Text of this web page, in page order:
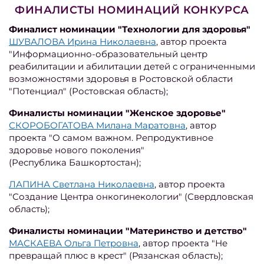
ФИНАЛИСТЫ НОМИНАЦИЙ КОНКУРСА
Финалист номинации "Технологии для здоровья"
ШУВАЛОВА Ирина Николаевна, автор проекта
"Информационно-образовательный центр
реабилитации и абилитации детей с ограниченными
возможностями здоровья в Ростовской области
"Потенциал" (Ростовская область);
Финалисты номинации "Женское здоровье"
СКОРОБОГАТОВА Милана Маратовна, автор
проекта "О самом важном. Репродуктивное
здоровье нового поколения"
(Республика Башкортостан);
ЛАПИНА Светлана Николаевна, автор проекта
"Создание Центра онкогинекологии" (Свердловская
область);
Финалисты номинации "Материнство и детство"
МАСКАЕВА Ольга Петровна, автор проекта "Не
превращай плюс в крест" (Рязанская область);